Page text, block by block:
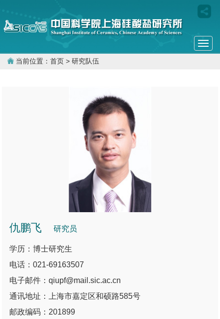
当前位置： 首页 > 研究队伍
仇鹏飞 研究员
学历：博士研究生
电话：021-69163507
电子邮件：qiupf@mail.sic.ac.cn
通讯地址：上海市嘉定区和硕路585号
邮政编码：201899